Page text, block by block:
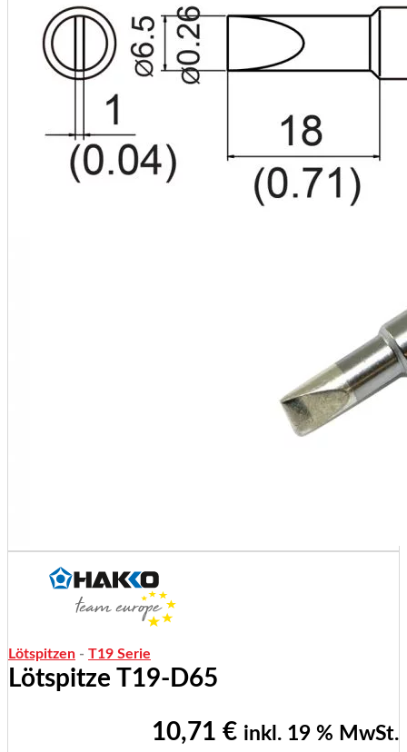
Lötspitzen - T19 Serie
Lötspitze T19-D65
10,71 € inkl. 19 % MwSt.